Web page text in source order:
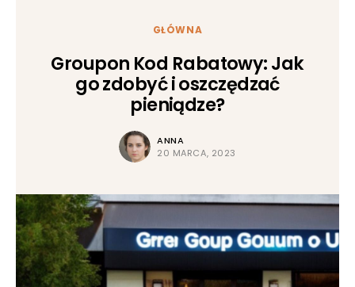
GŁÓWNA
Groupon Kod Rabatowy: Jak
go zdobyć i oszczędzać
pieniądze?
ANNA
20 MARCA, 2023